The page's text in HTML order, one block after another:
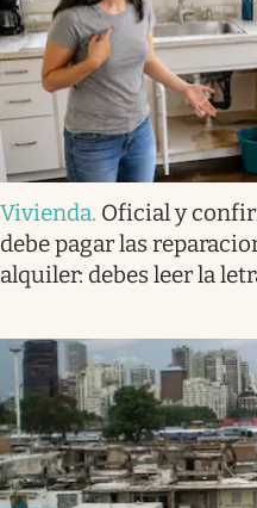
Vivienda. Oficial y
debe pagar las
alquiler: debes leer la